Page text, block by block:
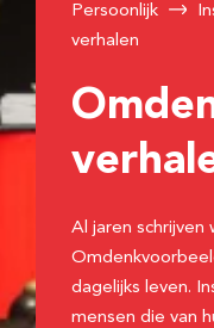
Persoonlijk
verhalen
Al jaren schrijven
dagelijks leven.
mensen die van